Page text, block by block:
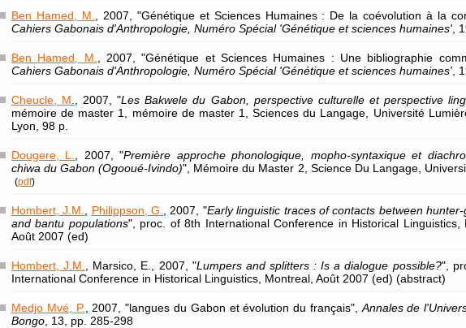
Ben Hamed, M.
, 2007, "Génétique et Sciences Humaines : De la coévolution à la
Cahiers Gabonais d'Anthropologie, Numéro Spécial 'Génétique et sciences humaines' ,
Ben Hamed, M.
, 2007, "Génétique et Sciences Humaines : Une bibliographie
Cahiers Gabonais d'Anthropologie, Numéro Spécial 'Génétique et sciences humaines' ,
Cheucle, M. , 2007, "Les Bakwele du Gabon, perspective culturelle et perspective
mémoire de master 1, mémoire de master 1, Sciences du Langage, Université
Lyon, 98 p.
Dougere, L. , 2007, "Première approche phonologique, mopho-syntaxique et
chiwa du Gabon (Ogooué-Ivindo)", Mémoire du Master 2, Science Du Langage,
(pdf)
Hombert, J.M. Philippson, G. , 2007, "Early linguistic traces of contacts between
and bantu populations", proc. of 8th International Conference in Historical Linguistics,
Août 2007 (ed)
Hombert, J.M. , Marsico, E., 2007, "Lumpers and splitters : Is a dialogue possible?",
International Conference in Historical Linguistics, Montreal, Août 2007 (ed) (abstract)
Medjo Mvé, P. , 2007, "langues du Gabon et évolution du français", Annales de
Bongo , 13, pp. 285-298